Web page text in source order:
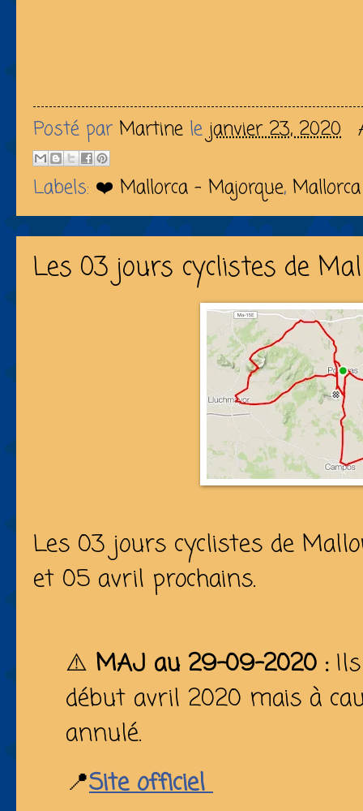
Posté par Martine le janvier 23, 2020
Labels: ❤️ Mallorca - Majorque,
Les 03 jours cyclistes de
Les 03 jours cyclistes de
et 05 avril prochains.
⚠️ MAJ au 29-09-2020 :Ils
début avril 2020 mais à
annulé.
📍Site officiel